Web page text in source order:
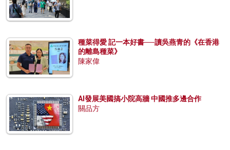
種菜得愛 記一本好書──讀吳燕青的《在香港
的離島種菜》
陳家偉
AI發展美國搞小院高牆 中國推多邊合作
關品方